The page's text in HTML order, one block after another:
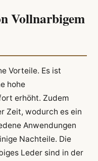
Vollnarbigem
Vorteile. Es ist
hohe
erhöht. Zudem
Zeit, wodurch es ein
Anwendungen
Nachteile. Die
Leder sind in der